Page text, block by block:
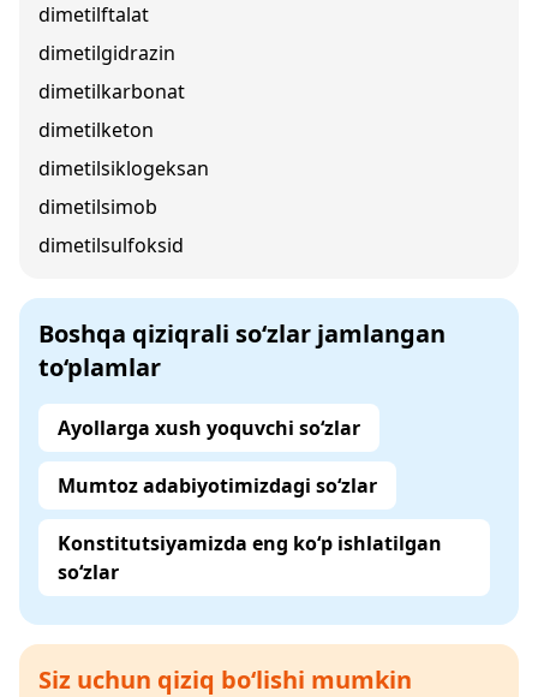
dimetilftalat
dimetilgidrazin
dimetilkarbonat
dimetilketon
dimetilsiklogeksan
dimetilsimob
dimetilsulfoksid
Boshqa qiziqrali so‘zlar jamlangan
to‘plamlar
Ayollarga xush yoquvchi so‘zlar
Mumtoz adabiyotimizdagi so‘zlar
Konstitutsiyamizda eng ko‘p ishlatilgan
so‘zlar
Siz uchun qiziq bo‘lishi mumkin